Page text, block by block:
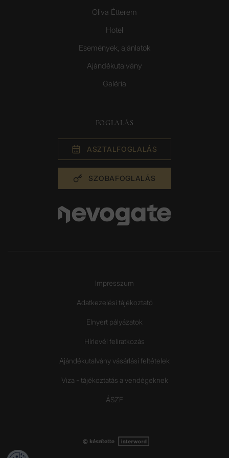
Oliva Étterem
Hotel
Események, ajánlatok
Ajándékutalvány
Galéria
FOGLALÁS
ASZTAL­FOGLALÁS
SZOBA­FOGLALÁS
Impresszum
Adatkezelési tájékoztató
Elnyert pályázatok
Hírlevél feliratkozás
Ajándékutalvány vásárlási feltételek
Viza - tájékoztatás a vendégeknek
ÁSZF